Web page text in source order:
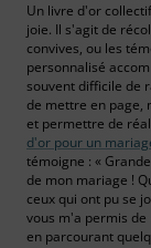
Un livre d'or
joie. Il s'agit de
convives, ou les
personnalisé
souvent difficile de
de mettre en page,
et permettre de
d'or pour un
témoigne : «
de mon mariage !
ceux qui ont pu se
vous m'a permis
en parcourant